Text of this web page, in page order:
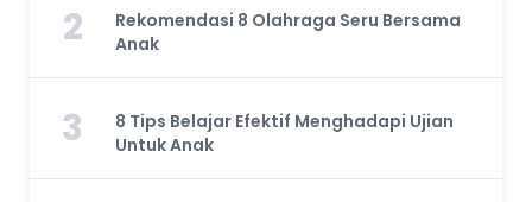
2
Rekomendasi 8 Olahraga Seru Bersama
Anak
3
8 Tips Belajar Efektif Menghadapi Ujian
Untuk Anak